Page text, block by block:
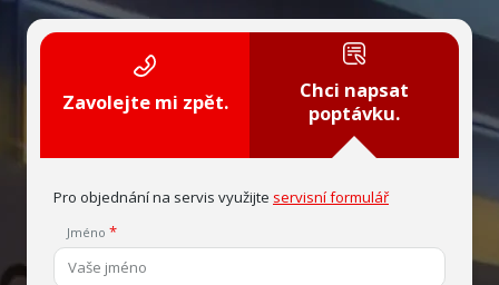
Zavolejte mi zpět.
Chci napsat
poptávku.
Pro objednání na servis využijte servisní formulář
Jméno